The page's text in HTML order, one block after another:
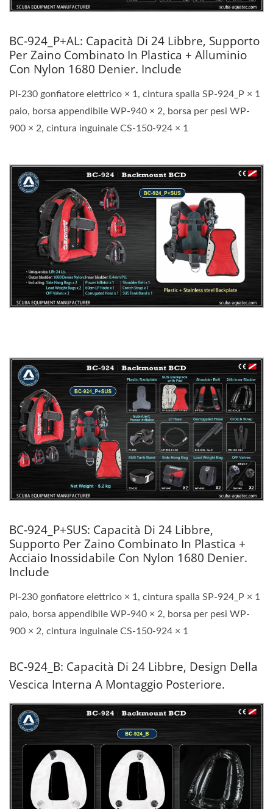
BC-924_P+AL: Capacità Di 24 Libbre, Supporto
Per Zaino Combinato In Plastica + Alluminio
Con Nylon 1680 Denier. Include
PI-230 gonfiatore elettrico × 1, cintura spalla SP-924_P × 1
paio, borsa appendibile WP-940 × 2, borsa per pesi WP-
900 × 2, cintura inguinale CS-150-924 × 1
BC-924_P+SUS: Capacità Di 24 Libbre,
Supporto Per Zaino Combinato In Plastica +
Acciaio Inossidabile Con Nylon 1680 Denier.
Include
PI-230 gonfiatore elettrico × 1, cintura spalla SP-924_P × 1
paio, borsa appendibile WP-940 × 2, borsa per pesi WP-
900 × 2, cintura inguinale CS-150-924 × 1
BC-924_B: Capacità Di 24 Libbre, Design Della
Vescica Interna A Montaggio Posteriore.